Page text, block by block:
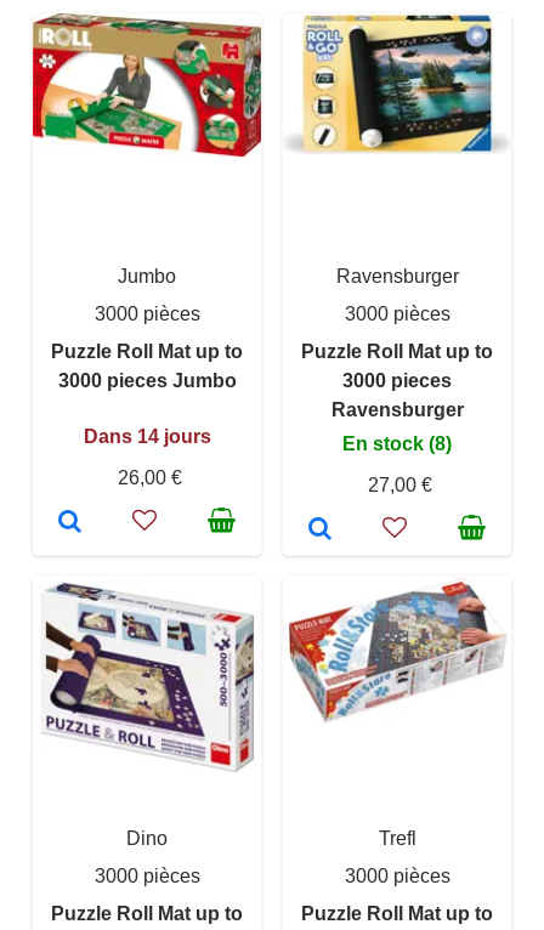
Jumbo
3000 pièces
Puzzle Roll Mat up to
3000 pieces Jumbo
Dans 14 jours
26,00 €
Ravensburger
3000 pièces
Puzzle Roll Mat up to
3000 pieces
Ravensburger
En stock (8)
27,00 €
Dino
3000 pièces
Puzzle Roll Mat up to
Trefl
3000 pièces
Puzzle Roll Mat up to